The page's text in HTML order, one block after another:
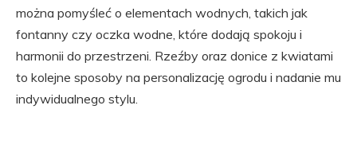
można pomyśleć o elementach wodnych, takich jak
fontanny czy oczka wodne, które dodają spokoju i
harmonii do przestrzeni. Rzeźby oraz donice z kwiatami
to kolejne sposoby na personalizację ogrodu i nadanie mu
indywidualnego stylu.